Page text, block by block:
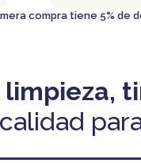
compra tiene 5% de